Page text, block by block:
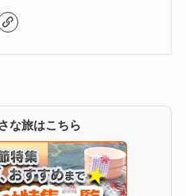
な旅はこちら